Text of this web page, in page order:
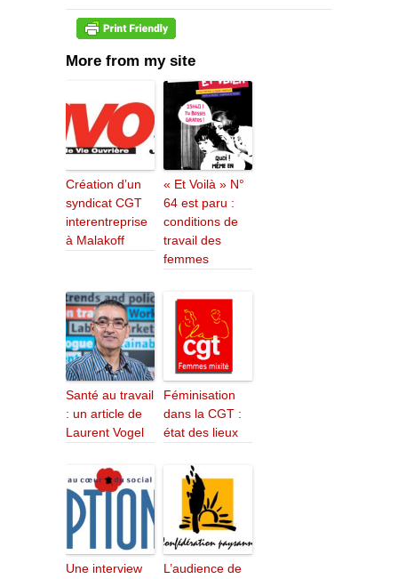
More from my site
Création d’un
syndicat CGT
interentreprise
à Malakoff
« Et Voilà » N°
64 est paru :
conditions de
travail des
femmes
Santé au travail
: un article de
Laurent Vogel
Féminisation
dans la CGT :
état des lieux
Une interview
L’audience de